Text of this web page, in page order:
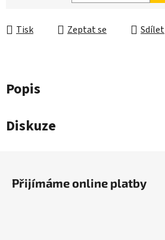
Tisk Zeptat se Sdílet
Popis
Diskuze
Přijímáme online platby